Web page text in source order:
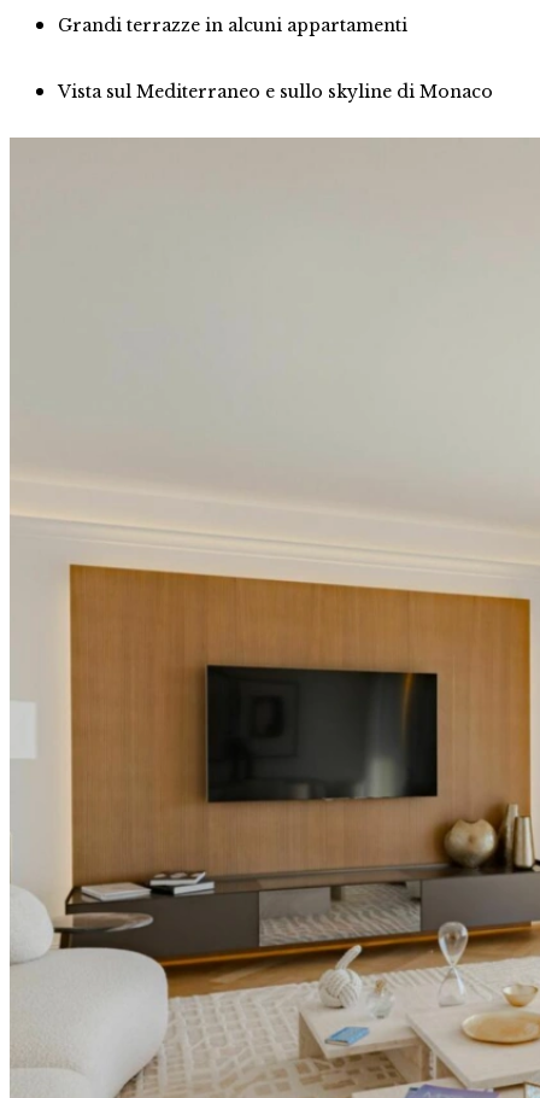
Grandi terrazze in alcuni appartamenti
Vista sul Mediterraneo e sullo skyline di Monaco